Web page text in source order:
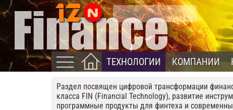
ТЕХНОЛОГИИ КОМПАНИИ
Раздел посвящен цифровой трансформации
класса FIN (Financial Technology), развитие
программные продукты для финтеха и